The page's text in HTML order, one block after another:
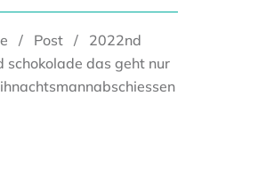
/ Post / 2022nd
schokolade das geht nur